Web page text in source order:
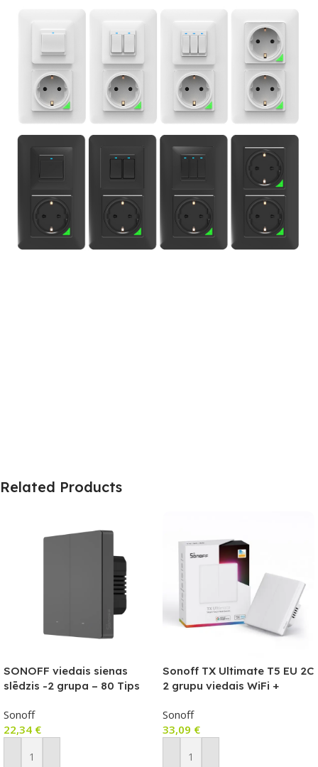
Related Products
SONOFF viedais sienas
slēdzis -2 grupa – 80 Tips
Sonoff
22,34 €
Pievienot Grozam
Sonoff TX Ultimate T5 EU 2C
2 grupu viedais WiFi +
(Bluetooth) sienas
skārienjutīgais gaismas
Sonoff
33,09 €
Pievienot Grozam